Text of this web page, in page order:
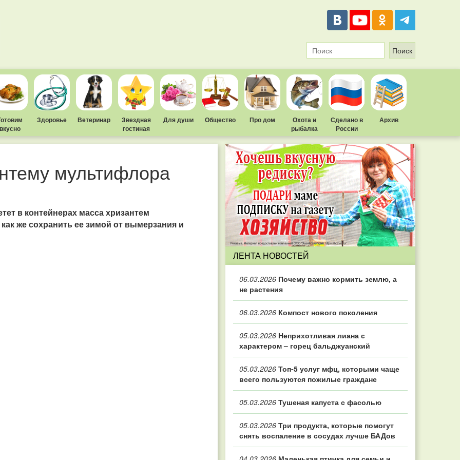
вкусно
Здоровье Ветеринар
Звездная
гостиная
Для души Общество Про дом
Охота и
рыбалка
Сделано в
России
Архив
мультифлора
в контейнерах масса хризантем
же сохранить ее зимой от вымерзания и
ЛЕНТА НОВОСТЕЙ
06.03.2026 Почему важно кормить землю, а
не растения
06.03.2026 Компост нового поколения
05.03.2026 Неприхотливая лиана с
характером – горец бальджуанский
05.03.2026 Топ‑5 услуг мфц, которыми чаще
всего пользуются пожилые граждане
05.03.2026 Тушеная капуста с фасолью
05.03.2026 Три продукта, которые помогут
снять воспаление в сосудах лучше БАДов